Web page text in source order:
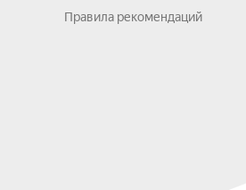
Правила рекомендаций